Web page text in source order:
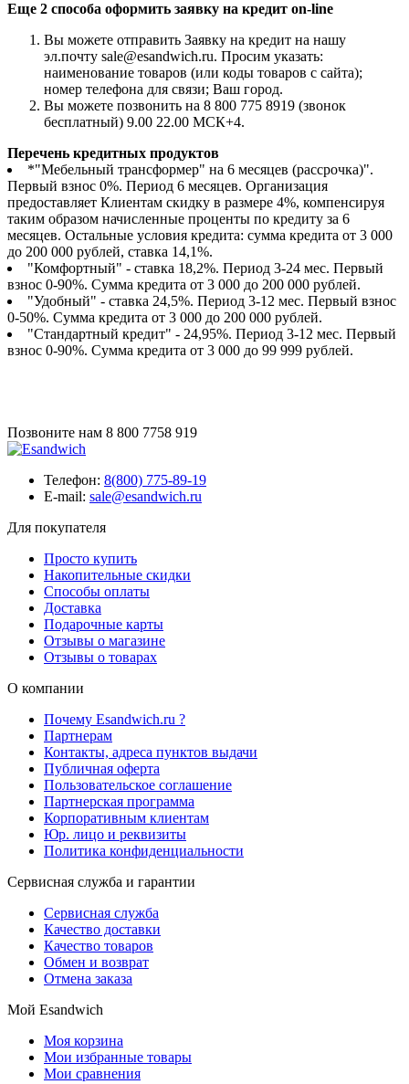
Еще 2 способа оформить заявку на кредит on-line
Вы можете отправить Заявку на кредит на нашу
эл.почту sale@esandwich.ru. Просим указать:
наименование товаров (или коды товаров с сайта);
номер телефона для связи; Ваш город.
Вы можете позвонить на 8 800 775 8919 (звонок
бесплатный) 9.00 22.00 МСК+4.
Перечень кредитных продуктов
*"Мебельный трансформер" на 6 месяцев (рассрочка)".
Первый взнос 0%. Период 6 месяцев. Организация
предоставляет Клиентам скидку в размере 4%, компенсируя
таким образом начисленные проценты по кредиту за 6
месяцев. Остальные условия кредита: сумма кредита от 3 000
до 200 000 рублей, ставка 14,1%.
"Комфортный" - ставка 18,2%. Период 3-24 мес. Первый
взнос 0-90%. Сумма кредита от 3 000 до 200 000 рублей.
"Удобный" - ставка 24,5%. Период 3-12 мес. Первый взнос
0-50%. Сумма кредита от 3 000 до 200 000 рублей.
"Стандартный кредит" - 24,95%. Период 3-12 мес. Первый
взнос 0-90%. Сумма кредита от 3 000 до 99 999 рублей.
Позвоните нам 8 800 7758 919
Телефон: 8(800) 775-89-19
E-mail: sale@esandwich.ru
Для покупателя
Просто купить
Накопительные скидки
Способы оплаты
Доставка
Подарочные карты
Отзывы о магазине
Отзывы о товарах
О компании
Почему Esandwich.ru ?
Партнерам
Контакты, адреса пунктов выдачи
Публичная оферта
Пользовательское соглашение
Партнерская программа
Корпоративным клиентам
Юр. лицо и реквизиты
Политика конфиденциальности
Сервисная служба и гарантии
Сервисная служба
Качество доставки
Качество товаров
Обмен и возврат
Отмена заказа
Мой Esandwich
Моя корзина
Мои избранные товары
Мои сравнения